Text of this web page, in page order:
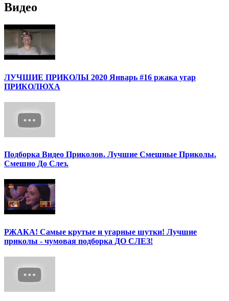
Видео
ЛУЧШИЕ ПРИКОЛЫ 2020 Январь #16 ржака угар
ПРИКОЛЮХА
Подборка Видео Приколов. Лучшие Смешные Приколы.
Смешно До Слез.
РЖАКА! Самые крутые и угарные шутки! Лучшие
приколы - чумовая подборка ДО СЛЕЗ!